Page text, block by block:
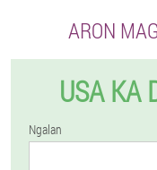
ARON
USA KA
Ngalan